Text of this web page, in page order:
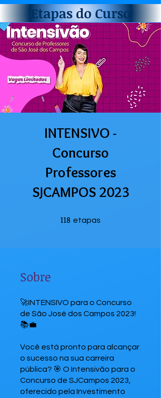
Etapas do Curso
INTENSIVO -
Concurso
Professores
SJCAMPOS 2023
118 etapas
Sobre
🚀INTENSIVO para o Concurso
de São José dos Campos 2023!
📚💼
Você está pronto para alcançar
o sucesso na sua carreira
pública? 🎯 O Intensivão para o
Concurso de SJCampos 2023,
oferecido pela Investimento